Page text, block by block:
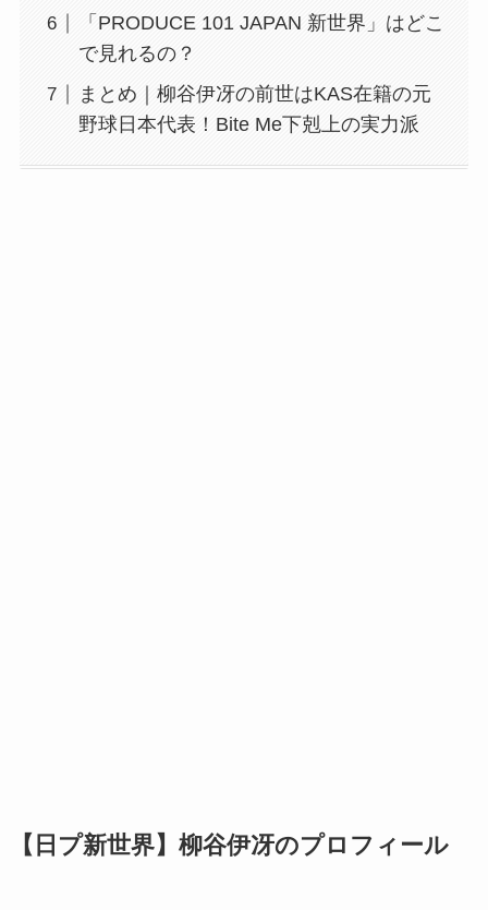
「PRODUCE 101 JAPAN 新世界」はどこ
で見れるの？
まとめ｜柳谷伊冴の前世はKAS在籍の元
野球日本代表！Bite Me下剋上の実力派
【日プ新世界】柳谷伊冴のプロフィール